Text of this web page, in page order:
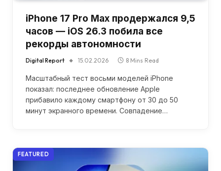
iPhone 17 Pro Max продержался 9,5
часов — iOS 26.3 побила все
рекорды автономности
Digital Report 15.02.2026 8 Mins Read
Масштабный тест восьми моделей iPhone
показал: последнее обновление Apple
прибавило каждому смартфону от 30 до 50
минут экранного времени. Совпадение…
FEATURED